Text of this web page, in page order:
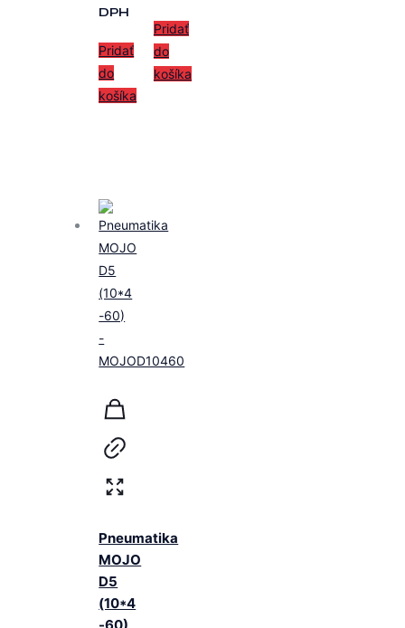
DPH
Pridať
do
košíka
Pridať
do
košíka
Pneumatika
MOJO
D5
(10*4